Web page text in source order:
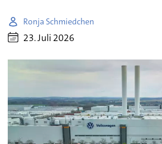
Ronja Schmiedchen
23. Juli 2026